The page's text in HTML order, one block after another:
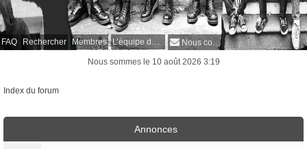
FAQ Rechercher Membres L’équipe du forum Nous contacter
Nous sommes le 10 août 2026 3:19
Index du forum
Annonces